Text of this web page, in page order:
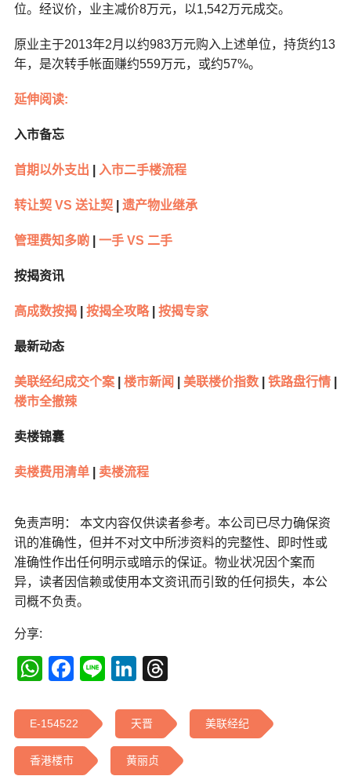
位。经议价，业主减价8万元，以1,542万元成交。
原业主于2013年2月以约983万元购入上述单位，持货约13
年，是次转手帐面赚约559万元，或约57%。
延伸阅读:
入市备忘
首期以外支出 入市二手楼流程
转让契 VS 送让契| 遗产物业继承
管理费知多啲| 一手 VS 二手
按揭资讯
高成数按揭| 按揭全攻略| 按揭专家
最新动态
美联经纪成交个案| 楼市新闻 美联楼价指数| 铁路盘行情|
楼市全撤辣
卖楼锦囊
卖楼费用清单| 卖楼流程
免责声明： 本文内容仅供读者参考。本公司已尽力确保资
讯的准确性，但并不对文中所涉资料的完整性、即时性或
准确性作出任何明示或暗示的保证。物业状况因个案而
异，读者因信赖或使用本文资讯而引致的任何损失，本公
司概不负责。
分享:
WhatsApp
Facebook
LineLinkedIn
Threads
E-154522 天晋 美联经纪
香港楼市 黄丽贞